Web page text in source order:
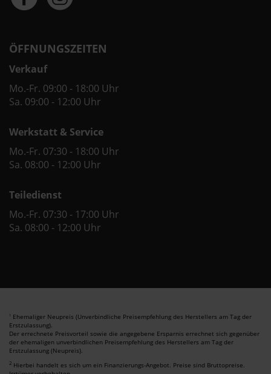
ÖFFNUNGSZEITEN
Verkauf
Mo.-Fr. 09:00 - 18:00 Uhr
Sa. 09:00 - 12:00 Uhr
Werkstatt & Service
Mo.-Fr. 07:30 - 18:00 Uhr
Sa. 08:00 - 12:00 Uhr
Teiledienst
Mo.-Fr. 07:30 - 17:00 Uhr
Sa. 08:00 - 12:00 Uhr
1 Ehemaliger Neupreis (Unverbindliche Preisempfehlung des Herstellers am Tag der
Erstzulassung).
Der errechnete Preisvorteil sowie die angegebene Ersparnis errechnet sich gegenüber
der ehemaligen unverbindlichen Preisempfehlung des Herstellers am Tag der
Erstzulassung (Neupreis).
2 Hierbei handelt es sich um ein Finanzierungs-Angebot. Preise sind Bruttopreise.